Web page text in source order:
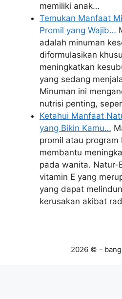
memiliki anak…
Temukan Manfaat
Promil yang Wajib…
adalah minuman
diformulasikan
meningkatkan
yang sedang
Minuman ini
nutrisi penting,
Ketahui Manfaat
yang Bikin Kamu…
promil atau
membantu
pada wanita. Natur-
vitamin E yang
yang dapat
kerusakan akibat
2026 © -